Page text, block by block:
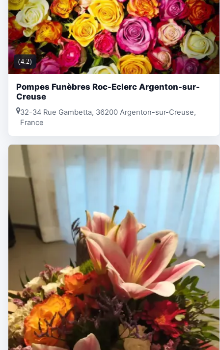
(4.2)
Pompes Funèbres Roc-Eclerc Argenton-sur-
Creuse
32-34 Rue Gambetta, 36200 Argenton-sur-Creuse,
France